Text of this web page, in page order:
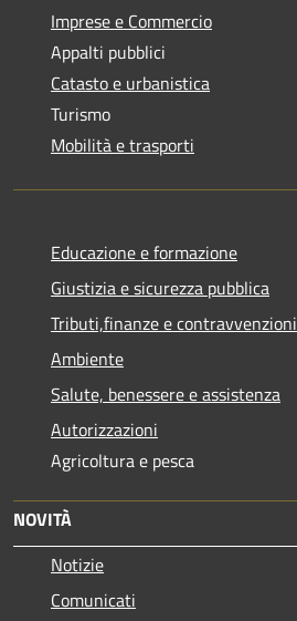
Imprese e Commercio
Appalti pubblici
Catasto e urbanistica
Turismo
Mobilità e trasporti
Educazione e formazione
Giustizia e sicurezza pubblica
Tributi,finanze e contravvenzioni
Ambiente
Salute, benessere e assistenza
Autorizzazioni
Agricoltura e pesca
NOVITÀ
Notizie
Comunicati